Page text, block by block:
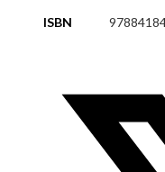
ISBN